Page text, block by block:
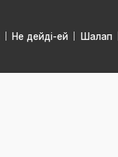
Не дейді-ей Шалап